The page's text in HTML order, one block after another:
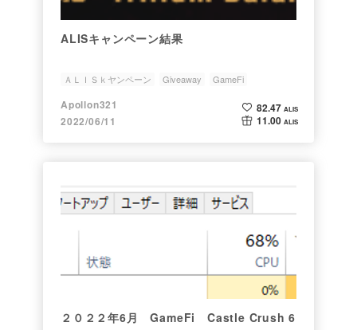
ALISキャンペーン結果
ＡＬＩＳｋヤンペーン Giveaway GameFi
Apollon321
2022/06/11
82.47 ALIS
11.00 ALIS
２０２２年6月 GameFi Castle Crush 6